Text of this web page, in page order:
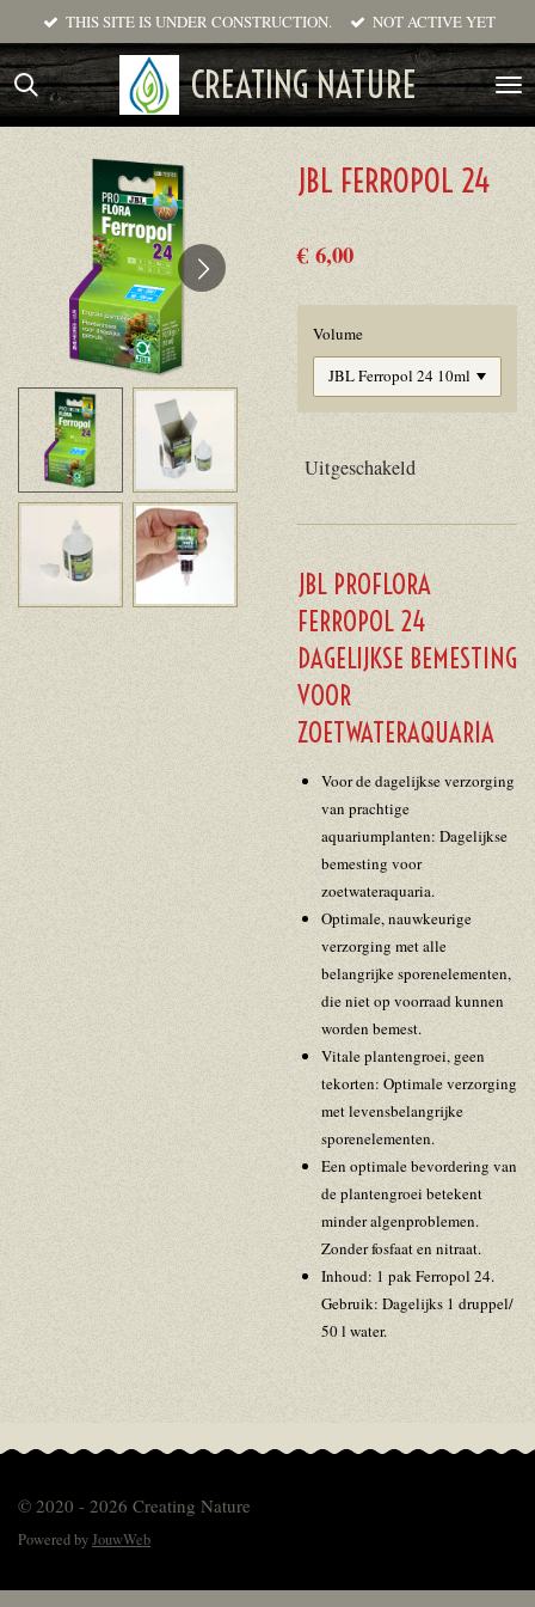
direct
naar
de
CREATING NATURE
THIS SITE IS UNDER CONSTRUCTION. NOT ACTIVE YET
JBL FERROPOL 24
€ 6,00
Volume
Uitgeschakeld
JBL PROFLORA
FERROPOL 24
DAGELIJKSE BEMESTING
VOOR
ZOETWATERAQUARIA
Voor de dagelijkse verzorging
van prachtige
aquariumplanten: Dagelijkse
bemesting voor
zoetwateraquaria.
Optimale, nauwkeurige
verzorging met alle
belangrijke sporenelementen,
die niet op voorraad kunnen
worden bemest.
Vitale plantengroei, geen
tekorten: Optimale verzorging
met levensbelangrijke
sporenelementen.
Een optimale bevordering van
de plantengroei betekent
minder algenproblemen.
Zonder fosfaat en nitraat.
Inhoud: 1 pak Ferropol 24.
Gebruik: Dagelijks 1 druppel/
50 l water.
© 2020 - 2026 Creating Nature
Powered byJouwWeb